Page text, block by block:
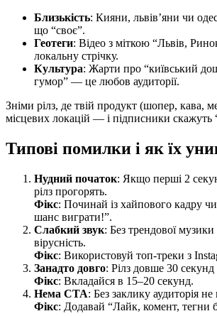
Близькість: Кияни, львів’яни чи
що “своє”.
Геотеги: Відео з міткою “Львів,
локальну стрічку.
Культура: Жарти про “київський
гумор” — це любов аудиторії.
Зніми рілз, де твій продукт (шопер, кава,
місцевих локацій — і підписники скажуть
Типові помилки і як їх
Нудний початок: Якщо перші 2
рілз прогорять.
Фікс: Починай із хайпового кадру
шанс виграти!”.
Слабкий звук: Без трендової музики
вірусність.
Фікс: Використовуй топ-треки з
Занадто довго: Рілз довше 30 секунд
Фікс: Вкладайся в 15–20 секунд.
Нема CTA: Без заклику аудиторія не
Фікс: Додавай “Лайк, комент, тегни